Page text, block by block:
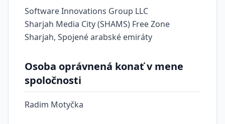
Software Innovations Group LLC
Sharjah Media City (SHAMS) Free Zone
Sharjah, Spojené arabské emiráty
Osoba oprávnená konať v mene
spoločnosti
Radim Motyčka